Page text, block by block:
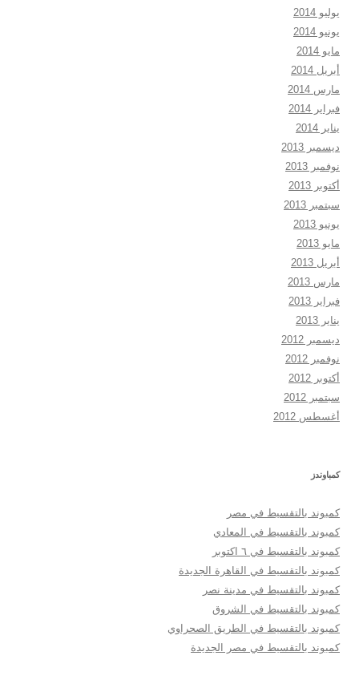
يوليو 2014
يونيو 2014
مايو 2014
أبريل 2014
مارس 2014
فبراير 2014
يناير 2014
ديسمبر 2013
نوفمبر 2013
أكتوبر 2013
سبتمبر 2013
يونيو 2013
مايو 2013
أبريل 2013
مارس 2013
فبراير 2013
يناير 2013
ديسمبر 2012
نوفمبر 2012
أكتوبر 2012
سبتمبر 2012
أغسطس 2012
كمباوندز
كمبوند بالتقسيط في مصر
كمبوند بالتقسيط في المعادي
كمبوند بالتقسيط في ٦ اكتوبر
كمبوند بالتقسيط في القاهرة الجديدة
كمبوند بالتقسيط في مدينة نصر
كمبوند بالتقسيط في الشروق
كمبوند بالتقسيط في الطريق الصحراوي
كمبوند بالتقسيط في مصر الجديدة